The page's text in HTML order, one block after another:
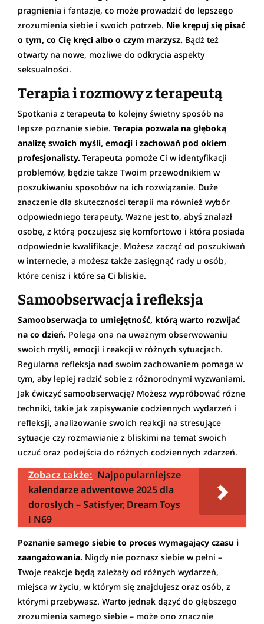
pragnienia i fantazje, co może prowadzić do lepszego
zrozumienia siebie i swoich potrzeb. Nie krępuj się pisać
o tym, co Cię kręci albo o czym marzysz. Bądź też
otwarty na nowe, możliwe do odkrycia aspekty
seksualności.
Terapia i rozmowy z terapeutą
Spotkania z terapeutą to kolejny świetny sposób na
lepsze poznanie siebie. Terapia pozwala na głęboką
analizę swoich myśli, emocji i zachowań pod okiem
profesjonalisty. Terapeuta pomoże Ci w identyfikacji
problemów, będzie także Twoim przewodnikiem w
poszukiwaniu sposobów na ich rozwiązanie. Duże
znaczenie dla skuteczności terapii ma również wybór
odpowiedniego terapeuty. Ważne jest to, abyś znalazł
osobę, z którą poczujesz się komfortowo i która posiada
odpowiednie kwalifikacje. Możesz zacząć od poszukiwań
w internecie, a możesz także zasięgnąć rady u osób,
które cenisz i które są Ci bliskie.
Samoobserwacja i refleksja
Samoobserwacja to umiejętność, którą warto rozwijać
na co dzień. Polega ona na uważnym obserwowaniu
swoich myśli, emocji i reakcji w różnych sytuacjach.
Regularna refleksja nad swoim zachowaniem pomaga w
tym, aby lepiej radzić sobie z różnorodnymi wyzwaniami.
Jak ćwiczyć samoobserwację? Możesz wypróbować różne
techniki, takie jak zapisywanie codziennych wydarzeń i
refleksji, analizowanie swoich reakcji na stresujące
sytuacje czy rozmawianie z bliskimi na temat swoich
uczuć oraz podejścia do różnych codziennych zdarzeń.
Zobacz także: Najpopularniejsze
kalendarze adwentowe 2025 dla
dorosłych – Satisfyer, Dream Toys
i N69
Poznanie samego siebie to proces wymagający czasu i
zaangażowania. Nigdy nie poznasz siebie w pełni –
Twoje reakcje będą zależały od różnych wydarzeń,
miejsca w życiu, w którym się znajdujesz oraz osób, z
którymi przebywasz. Warto jednak dążyć do głębszego
zrozumienia samego siebie – może ono znacznie